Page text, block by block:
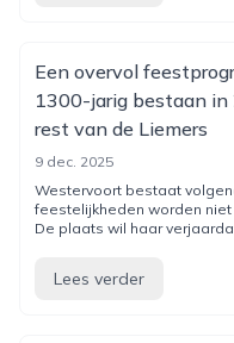
Een overvol
1300-jarig bestaan in
rest van de Liemers
9 dec. 2025
‎Westervoort bestaat
feestelijkheden worden
De plaats wil haar
Lees verder